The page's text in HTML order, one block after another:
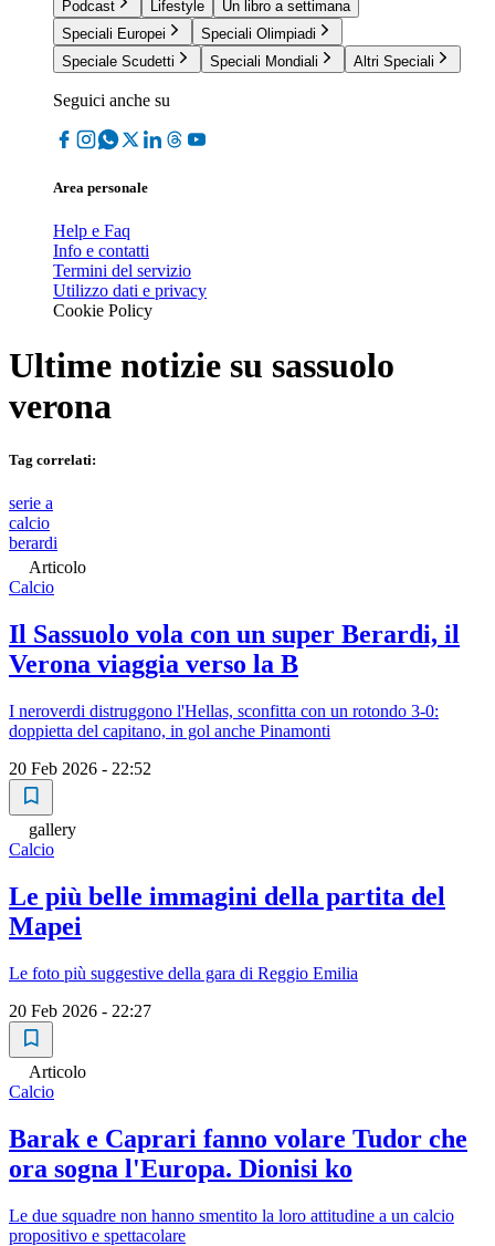
Podcast
Lifestyle
Un libro a settimana
Speciali Europei
Speciali Olimpiadi
Speciale Scudetti
Speciali Mondiali Altri Speciali
Seguici anche su
Area personale
Help e Faq
Info e contatti
Termini del servizio
Utilizzo dati e privacy
Cookie Policy
Ultime notizie su sassuolo
verona
Tag correlati:
serie a
calcio
berardi
Articolo
Calcio
Il Sassuolo vola con un super Berardi, il
Verona viaggia verso la B
I neroverdi distruggono l'Hellas, sconfitta con un rotondo 3-0:
doppietta del capitano, in gol anche Pinamonti
20 Feb 2026 - 22:52
gallery
Calcio
Le più belle immagini della partita del
Mapei
Le foto più suggestive della gara di Reggio Emilia
20 Feb 2026 - 22:27
Articolo
Calcio
Barak e Caprari fanno volare Tudor che
ora sogna l'Europa. Dionisi ko
Le due squadre non hanno smentito la loro attitudine a un calcio
propositivo e spettacolare